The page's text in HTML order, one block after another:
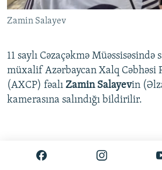
Zamin Salayev
11 saylı Cəzaçəkmə Müəssisəsində
müxalif Azərbaycan Xalq Cəbhəsi
(AXCP) fəalı Zamin Salayevin
kamerasına salındığı bildirilir.